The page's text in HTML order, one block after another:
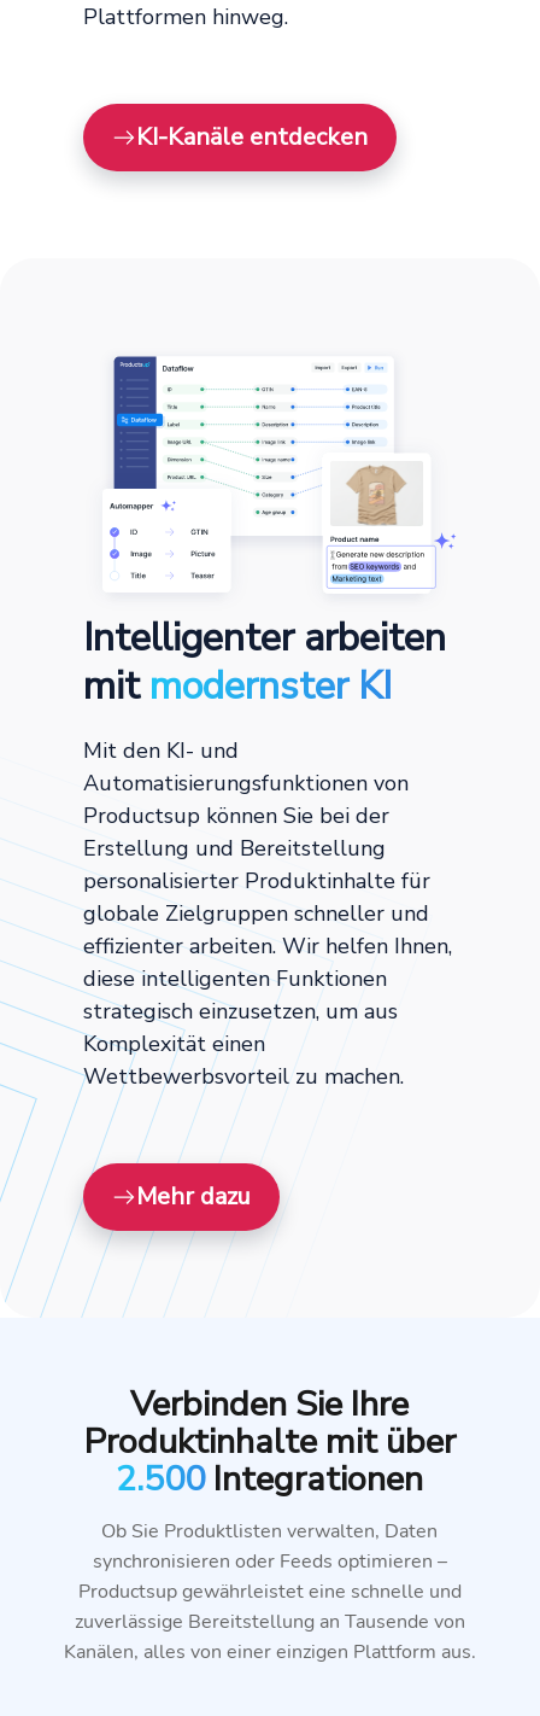
Plattformen hinweg.
KI-Kanäle entdecken
Intelligenter arbeiten
mit modernster KI
Mit den KI- und
Automatisierungsfunktionen von
Productsup können Sie bei der
Erstellung und Bereitstellung
personalisierter Produktinhalte für
globale Zielgruppen schneller und
effizienter arbeiten. Wir helfen Ihnen,
diese intelligenten Funktionen
strategisch einzusetzen, um aus
Komplexität einen
Wettbewerbsvorteil zu machen.
Mehr dazu
Verbinden Sie Ihre
Produktinhalte mit über
2.500 Integrationen
Ob Sie Produktlisten verwalten, Daten
synchronisieren oder Feeds optimieren –
Productsup gewährleistet eine schnelle und
zuverlässige Bereitstellung an Tausende von
Kanälen, alles von einer einzigen Plattform aus.